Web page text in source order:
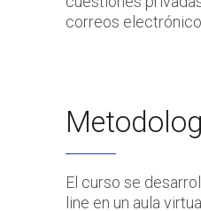
correos
El curso se
line en un aula